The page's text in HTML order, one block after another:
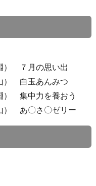
） ７月の思い出
） 白玉あんみつ
） 集中力を養おう
） あ〇さ〇ゼリー